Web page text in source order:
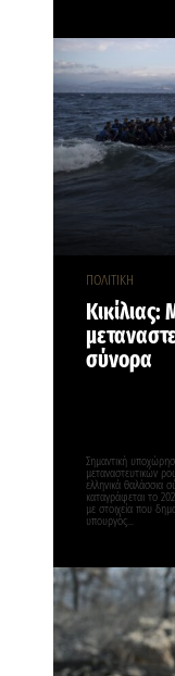
ΠΟΛΙΤΙΚΗ
σύνορα
Σημαντική
μεταναστευτικών
ελληνικά θαλάσσια
καταγράφεται το
με στοιχεία που
υπουργός…